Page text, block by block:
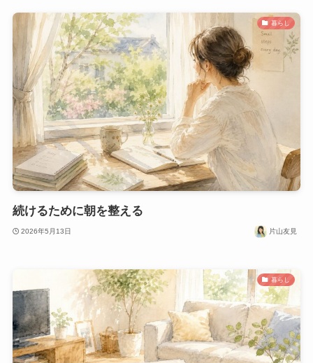
暮らし
続けるために朝を整える
2026年5月13日 片山友見
暮らし